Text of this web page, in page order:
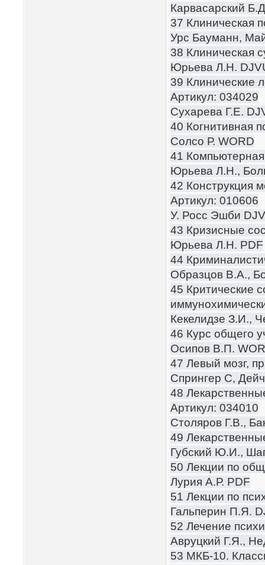
Карвасарский
37 Клиническая
Урс Бауманн,
38 Клиническая
Юрьева Л.Н.
39 Клинические
Артикул: 034029
Сухарева Г.Е.
40 Когнитивная
Солсо Р. WORD
41
Юрьева Л.Н.,
42 Конструкция
Артикул: 010606
У. Росс Эшби
43 Кризисные
Юрьева Л.Н. PDF
44
Образцов В.А.,
45 Критические
Кекелидзе З.И.,
46 Курс общего
Осипов В.П.
47 Левый мозг,
Спрингер С,
48
Артикул: 034010
Столяров Г.В.,
49
Губский Ю.И.,
50 Лекции по
Лурия А.Р. PDF
51 Лекции по
Гальперин П.Я.
52 Лечение
Авруцкий Г.Я.,
53 МКБ-10.